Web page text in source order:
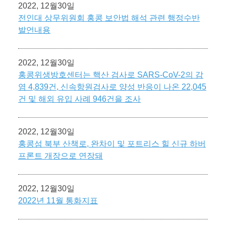
2022, 12월30일
전인대 상무위원회 홍콩 보안법 해석 관련 행정수반
발언내용
2022, 12월30일
홍콩위생방호센터는 핵산 검사로 SARS-CoV-2의 감
염 4,839건, 신속항원검사로 양성 반응이 나온 22,045
건 및 해외 유입 사례 946건을 조사
2022, 12월30일
홍콩섬 북부 산책로, 완차이 및 포트리스 힐 신규 하버
프론트 개장으로 연장돼
2022, 12월30일
2022년 11월 통화지표